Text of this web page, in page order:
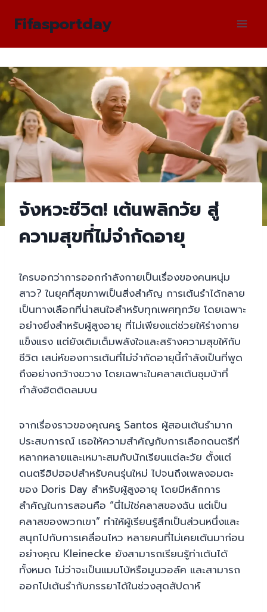
Fifasportday
จังหวะชีวิต! เต้นพลิกวัย สู่
ความสุขที่ไม่จำกัดอายุ
ใครบอกว่าการออกกำลังกายเป็นเรื่องของคนหนุ่ม
สาว? ในยุคที่สุขภาพเป็นสิ่งสำคัญ การเต้นรำได้กลาย
เป็นทางเลือกที่น่าสนใจสำหรับทุกเพศทุกวัย โดยเฉพาะ
อย่างยิ่งสำหรับผู้สูงอายุ ที่ไม่เพียงแต่ช่วยให้ร่างกาย
แข็งแรง แต่ยังเติมเต็มพลังใจและสร้างความสุขให้กับ
ชีวิต เสน่ห์ของการเต้นที่ไม่จำกัดอายุนี้กำลังเป็นที่พูด
ถึงอย่างกว้างขวาง โดยเฉพาะในคลาสเต้นซุมบ้าที่
กำลังฮิตติดลมบน
จากเรื่องราวของคุณครู Santos ผู้สอนเต้นรำมาก
ประสบการณ์ เธอให้ความสำคัญกับการเลือกดนตรีที่
หลากหลายและเหมาะสมกับนักเรียนแต่ละวัย ตั้งแต่
ดนตรีฮิปฮอปสำหรับคนรุ่นใหม่ ไปจนถึงเพลงอมตะ
ของ Doris Day สำหรับผู้สูงอายุ โดยมีหลักการ
สำคัญในการสอนคือ “นี่ไม่ใช่คลาสของฉัน แต่เป็น
คลาสของพวกเขา” ทำให้ผู้เรียนรู้สึกเป็นส่วนหนึ่งและ
สนุกไปกับการเคลื่อนไหว หลายคนที่ไม่เคยเต้นมาก่อน
อย่างคุณ Kleinecke ยังสามารถเรียนรู้ท่าเต้นได้
ทั้งหมด ไม่ว่าจะเป็นแมมโบ้หรือมูนวอล์ค และสามารถ
ออกไปเต้นรำกับภรรยาได้ในช่วงสุดสัปดาห์